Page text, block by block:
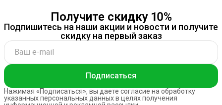
Получите скидку 10%
Подпишитесь на наши акции и новости и получите
скидку на первый заказ
Подписаться
Нажимая «Подписаться», вы даете согласие на обработку
указанных персональных данных в целях получения